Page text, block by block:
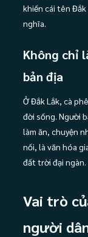
khiến cái tên
nghĩa.
Không chỉ
bản địa
Ở Đắk Lắk, cà
đời sống. Người
làm ăn, chuyện
nối, là văn hóa
đất trời đại ngàn.
Vai trò
người